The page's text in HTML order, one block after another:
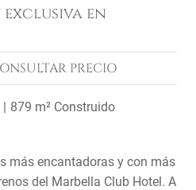
en
PRECIO
879 m² Construido
más encantadoras y con más
del Marbella Club Hotel. A